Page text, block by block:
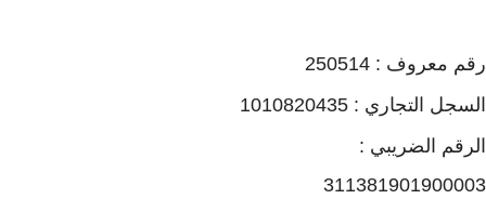
رقم معروف : 250514
السجل التجاري : 1010820435
الرقم الضريبي :
311381901900003